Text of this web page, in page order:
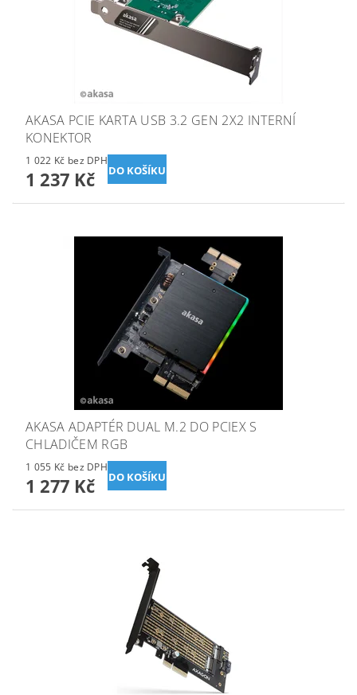
AKASA PCIE KARTA USB 3.2 GEN 2X2 INTERNÍ
KONEKTOR
1 022 Kč bez DPH
1 237 Kč
AKASA ADAPTÉR DUAL M.2 DO PCIEX S
CHLADIČEM RGB
1 055 Kč bez DPH
1 277 Kč